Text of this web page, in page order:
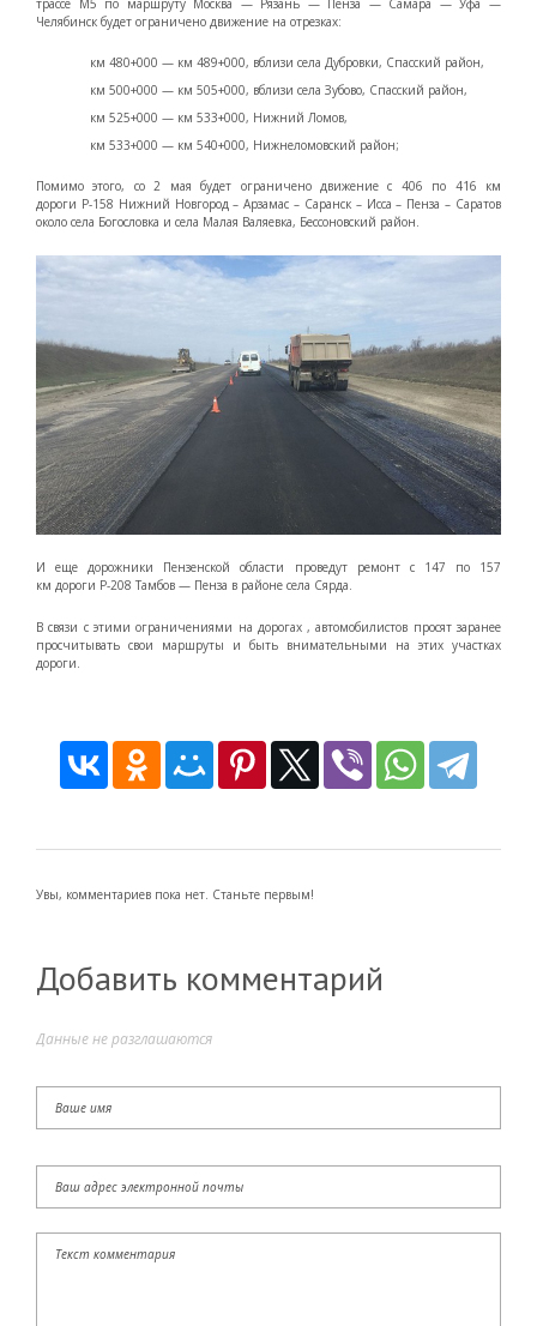
трассе М5 по маршруту Москва — Рязань — Пенза — Самара — Уфа —
Челябинск будет ограничено движение на отрезках:
км 480+000 — км 489+000, вблизи села Дубровки, Спасский район,
км 500+000 — км 505+000, вблизи села Зубово, Спасский район,
км 525+000 — км 533+000, Нижний Ломов,
км 533+000 — км 540+000, Нижнеломовский район;
Помимо этого, со 2 мая будет ограничено движение с 406 по 416 км
дороги Р-158 Нижний Новгород – Арзамас – Саранск – Исса – Пенза – Саратов
около села Богословка и села Малая Валяевка, Бессоновский район.
И еще дорожники Пензенской области проведут ремонт с 147 по 157
км дороги Р-208 Тамбов — Пенза в районе села Сярда.
В связи с этими ограничениями на дорогах , автомобилистов просят заранее
просчитывать свои маршруты и быть внимательными на этих участках
дороги.
Увы, комментариев пока нет. Станьте первым!
Добавить комментарий
Данные не разглашаются